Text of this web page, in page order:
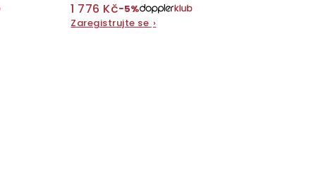
1 776 Kč−5%
Zaregistrujte se ›